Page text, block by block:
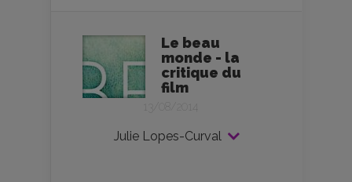
Le beau
monde - la
critique du
film
13/08/2014
Julie Lopes-Curval